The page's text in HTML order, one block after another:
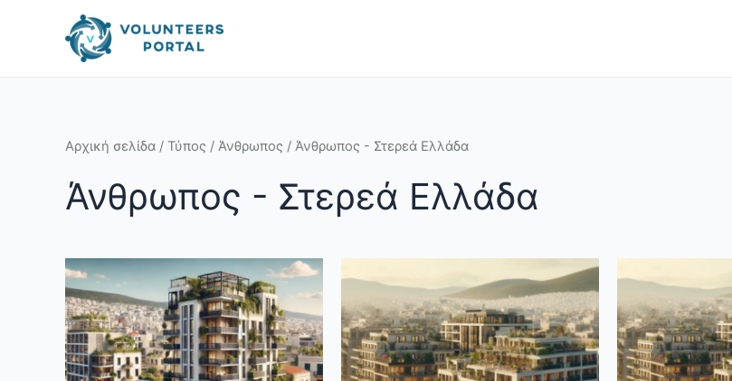
Αρχική σελίδα / Τύπος / Άνθρωπος / Άνθρωπος - Στερεά Ελλάδα
Άνθρωπος - Στερεά Ελλάδα